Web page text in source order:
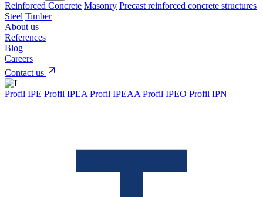
Reinforced Concrete Masonry Precast reinforced concrete structures
Steel Timber
About us
References
Blog
Careers
Contact us
Profil IPE Profil IPEA Profil IPEAA Profil IPEO Profil IPN